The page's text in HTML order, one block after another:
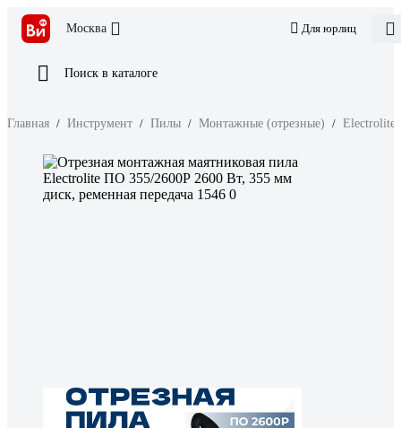
Москва Для юрлиц
Поиск в каталоге
Главная / Инструмент / Пилы / Монтажные (отрезные) / Electrolite